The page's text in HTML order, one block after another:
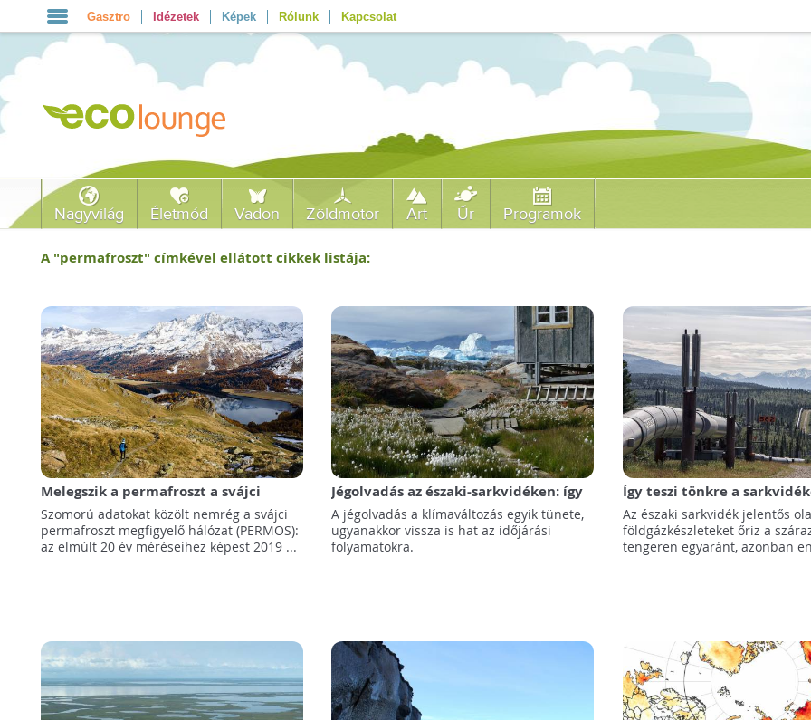
Gasztro Idézetek Képek Rólunk Kapcsolat
Nagyvilág Életmód Vadon Zöldmotor Art Űr Programok
A "permafroszt" címkével ellátott cikkek listája:
Melegszik a permafroszt a svájci
Alpokban
Szomorú adatokat közölt nemrég a svájci
permafroszt megfigyelő hálózat (PERMOS):
az elmúlt 20 év méréseihez képest 2019 ...
Jégolvadás az északi-sarkvidéken: így
változtatja meg a globális éghajlatot
A jégolvadás a klímaváltozás egyik tünete,
ugyanakkor vissza is hat az időjárási
folyamatokra.
Így teszi tönkre a
alaszkai olajkitermelés
Az északi sarkvidék jelentős
földgázkészleteket őriz a
tengeren egyaránt, azonban